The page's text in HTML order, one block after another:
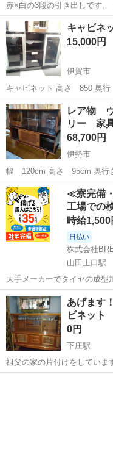
赤×白の3段の引き出しです
ール剥がしで取れると思います。 自分で組み立てたので、一
き出しは 正直開け閉めしにくいです。 こちらの指定の
しが難しければお相手の指...
三重 四日市市 小古
キャビネ
15,000円
伊賀市
キャビネット 高さ 850 奥行 410 幅 1200 引き取り場所 三重県
伊賀市 上林 353-19 配達希望
三重 伊賀市 収納家具
レア物
リー 家
68,700円
伊勢市
幅 120cm 高さ 95cm 奥行き36.5cm 素人採寸になりますので若干の
ずれはご容赦下さい。 取りに来ていただける方を優先いたします。 30
年前に購入したヴィンテージ
ますが、...
三重 伊勢市 収納家具
≪寮完備
工場での
時給1,500
日払い
株式会社
山田上口駅
大手メーカーでタイヤの成
度あり！ワンルーム寮完備！
重県伊勢市》 人気の工場のお仕事 ◇タイヤの製造◇ トラック・バ
ス・RV車用を中心とした...
三重 伊勢市 山田上
あげます
ビネット
0円
下庄駅
祖父の家の片付けをしています 物は古いですがまだまだ使えると
ます